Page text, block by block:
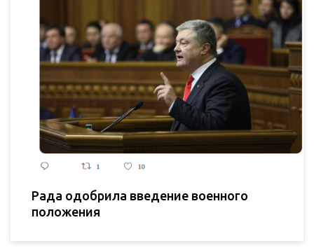
Рада одобрила введение военного
положения